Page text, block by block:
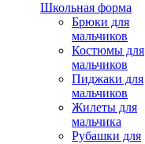
Школьная форма
Брюки для
мальчиков
Костюмы для
мальчиков
Пиджаки для
мальчиков
Жилеты для
мальчика
Рубашки для